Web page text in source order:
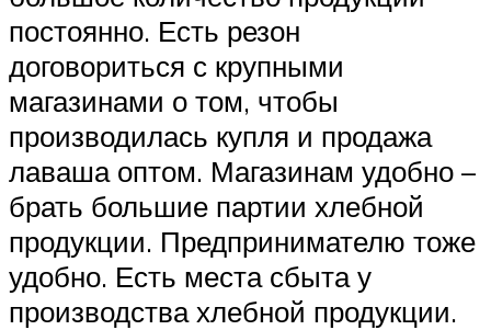
постоянно. Есть резон
договориться с крупными
магазинами о том, чтобы
производилась купля и продажа
лаваша оптом. Магазинам удобно –
брать большие партии хлебной
продукции. Предпринимателю тоже
удобно. Есть места сбыта у
производства хлебной продукции.